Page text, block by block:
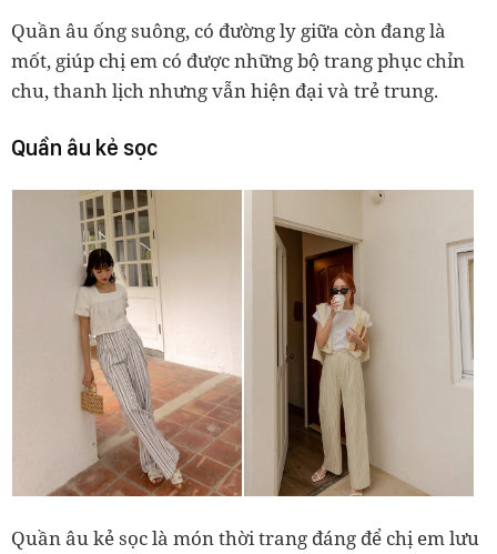
Quần âu ống suông, có đường ly giữa còn đang là
mốt, giúp chị em có được những bộ trang phục chỉn
chu, thanh lịch nhưng vẫn hiện đại và trẻ trung.
Quần âu kẻ sọc
Quần âu kẻ sọc là món thời trang đáng để chị em lưu